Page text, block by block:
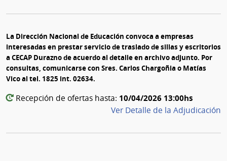
La Dirección Nacional de Educación convoca a empresas
interesadas en prestar servicio de traslado de sillas y escritorios
a CECAP Durazno de acuerdo al detalle en archivo adjunto. Por
consultas, comunicarse con Sres. Carlos Chargoñia o Matías
Vico al tel. 1825 int. 02634.
Recepción de ofertas hasta: 10/04/2026 13:00hs
Ver Detalle de la Adjudicación